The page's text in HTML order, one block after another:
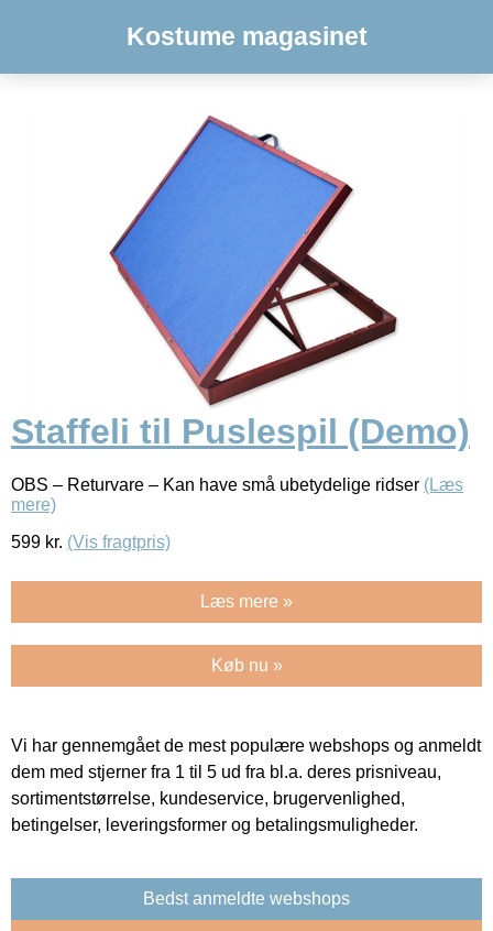
Kostume magasinet
Staffeli til Puslespil (Demo)
OBS – Returvare – Kan have små ubetydelige ridser (Læs
mere)
599 kr. (Vis fragtpris)
Læs mere »
Køb nu »
Vi har gennemgået de mest populære webshops og anmeldt
dem med stjerner fra 1 til 5 ud fra bl.a. deres prisniveau,
sortimentstørrelse, kundeservice, brugervenlighed,
betingelser, leveringsformer og betalingsmuligheder.
Bedst anmeldte webshops